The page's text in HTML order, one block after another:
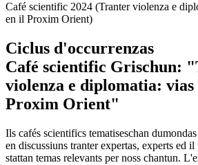
Café scientific 2024 (Tranter violenza e
en il Proxim Orient)
Ciclus d'occurrenzas
Café scientific Grischun:
violenza e diplomatia: vias
Proxim Orient"
Ils cafés scientifics tematiseschan
en discussiuns tranter expertas, experts ed
stattan temas relevants per noss chantun.